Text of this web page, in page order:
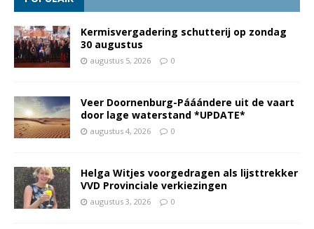
Kermisvergadering schutterij op zondag
30 augustus
augustus 5, 2026 0
Veer Doornenburg-Pááándere uit de vaart
door lage waterstand *UPDATE*
augustus 4, 2026 0
Helga Witjes voorgedragen als lijsttrekker
VVD Provinciale verkiezingen
augustus 3, 2026 0